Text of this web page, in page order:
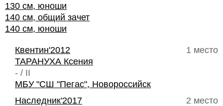
130 см, юноши
140 см, общий зачет
140 см, юноши
1 место
Квентин'2012
ТАРАНУХА Ксения
- / II
МБУ "СШ "Пегас", Новороссийск
2 место
Наследник'2017